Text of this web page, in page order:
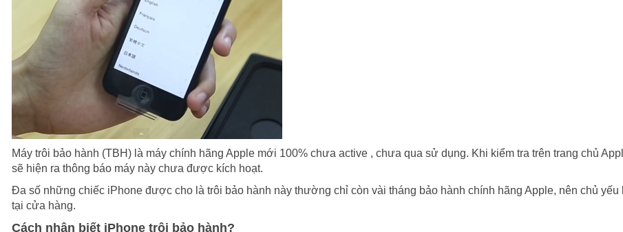
Máy trôi bảo hành (TBH) là máy chính hãng Apple mới 100% chưa active , chưa qua sử dụng. Khi kiểm tra trên trang chủ
sẽ hiện ra thông báo máy này chưa được kích hoạt.
Đa số những chiếc iPhone được cho là trôi bảo hành này thường chỉ còn vài tháng bảo hành chính hãng Apple, nên chủ yếu
tại cửa hàng.
Cách nhận biết iPhone trôi bảo hành?